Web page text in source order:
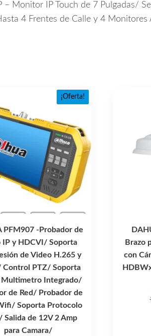
– Monitor IP Touch de 7 Pulgadas/
4 Frentes de Calle y 4 Monitores
¡Oferta!
PFM907 -Probador de
IP y HDCVI/ Soporta
de Video H.265 y
Control PTZ/ Soporta
Integrado/
de Red/ Probador de
Soporta Protocolo
Salida de 12V 2 Amp
para Camara/
Brazo
con